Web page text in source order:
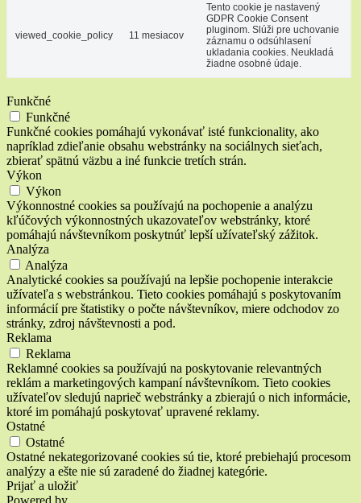
viewed_cookie_policy 11 mesiacov
Tento cookie je nastavený
GDPR Cookie Consent
pluginom. Slúži pre uchovanie
záznamu o odsúhlasení
ukladania cookies. Neukladá
žiadne osobné údaje.
Funkčné
Funkčné
Funkčné cookies pomáhajú vykonávať isté funkcionality, ako
napríklad zdieľanie obsahu webstránky na sociálnych sieťach,
zbierať spätnú väzbu a iné funkcie tretích strán.
Výkon
Výkon
Výkonnostné cookies sa používajú na pochopenie a analýzu
kľúčových výkonnostných ukazovateľov webstránky, ktoré
pomáhajú návštevníkom poskytnúť lepší užívateľský zážitok.
Analýza
Analýza
Analytické cookies sa používajú na lepšie pochopenie interakcie
užívateľa s webstránkou. Tieto cookies pomáhajú s poskytovaním
informácií pre štatistiky o počte návštevníkov, miere odchodov zo
stránky, zdroj návštevnosti a pod.
Reklama
Reklama
Reklamné cookies sa používajú na poskytovanie relevantných
reklám a marketingových kampaní návštevníkom. Tieto cookies
užívateľov sledujú naprieč webstránky a zbierajú o nich informácie,
ktoré im pomáhajú poskytovať upravené reklamy.
Ostatné
Ostatné
Ostatné nekategorizované cookies sú tie, ktoré prebiehajú procesom
analýzy a ešte nie sú zaradené do žiadnej kategórie.
Prijať a uložiť
Powered by